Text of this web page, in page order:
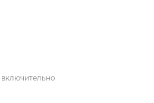
включительно